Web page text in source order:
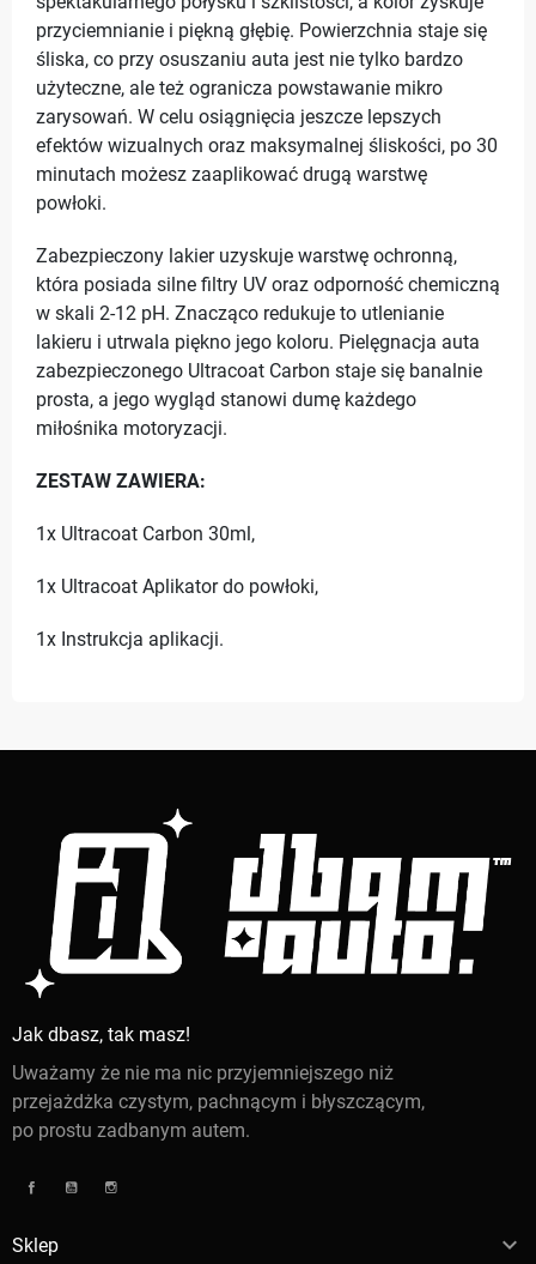
przyciemnianie i piękną głębię. Powierzchnia staje się
śliska, co przy osuszaniu auta jest nie tylko bardzo
użyteczne, ale też ogranicza powstawanie mikro
zarysowań. W celu osiągnięcia jeszcze lepszych
efektów wizualnych oraz maksymalnej śliskości, po 30
minutach możesz zaaplikować drugą warstwę
powłoki.
Zabezpieczony lakier uzyskuje warstwę ochronną,
która posiada silne filtry UV oraz odporność chemiczną
w skali 2-12 pH. Znacząco redukuje to utlenianie
lakieru i utrwala piękno jego koloru. Pielęgnacja auta
zabezpieczonego Ultracoat Carbon staje się banalnie
prosta, a jego wygląd stanowi dumę każdego
miłośnika motoryzacji.
ZESTAW ZAWIERA:
1x Ultracoat Carbon 30ml,
1x Ultracoat Aplikator do powłoki,
1x Instrukcja aplikacji.
Jak dbasz, tak masz!
Uważamy że nie ma nic przyjemniejszego niż
przejażdżka czystym, pachnącym i błyszczącym,
po prostu zadbanym autem.
Sklep 